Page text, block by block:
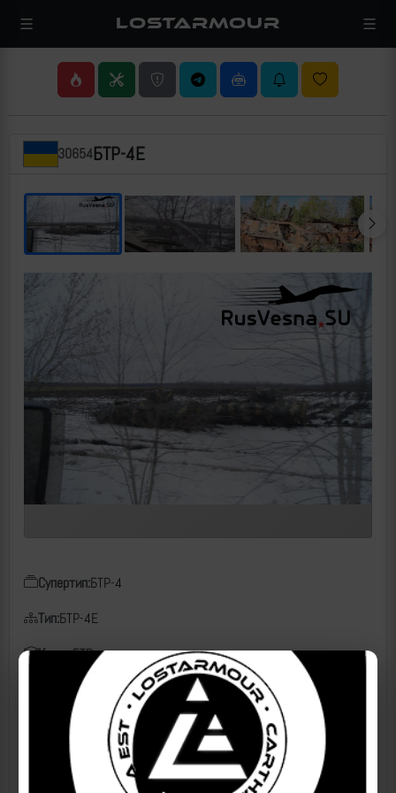
LOSTARMOUR
30654БТР-4Е
Супертип:БТР-4
Тип:БТР-4Е
Класс:БТР
03.03.2022
Место:
Харьковская область
Источники